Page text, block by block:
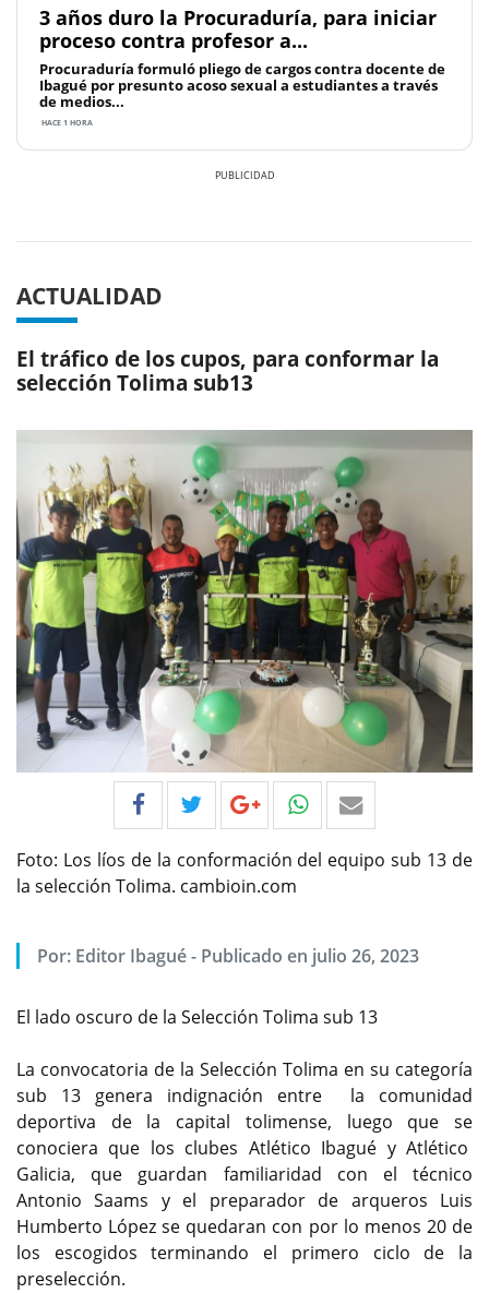
3 años duro la Procuraduría, para iniciar
proceso contra profesor a...
Procuraduría formuló pliego de cargos contra docente de
Ibagué por presunto acoso sexual a estudiantes a través
de medios...
HACE 1 HORA
ACTUALIDAD
El tráfico de los cupos, para conformar la
selección Tolima sub13
Foto: Los líos de la conformación del equipo sub 13 de
la selección Tolima. cambioin.com
Por: Editor Ibagué- Publicado en julio 26, 2023
El lado oscuro de la Selección Tolima sub 13
La convocatoria de la Selección Tolima en su categoría
sub 13 genera indignación entre la comunidad
deportiva de la capital tolimense, luego que se
conociera que los clubes Atlético Ibagué y Atlético
Galicia, que guardan familiaridad con el técnico
Antonio Saams y el preparador de arqueros Luis
Humberto López se quedaran con por lo menos 20 de
los escogidos terminando el primero ciclo de la
preselección.